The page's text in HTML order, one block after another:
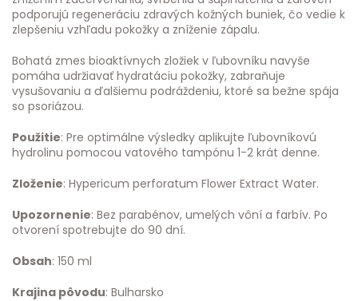
podporujú regeneráciu zdravých kožných buniek, čo vedie k
zlepšeniu vzhľadu pokožky a zníženie zápalu.
Bohatá zmes bioaktívnych zložiek v ľubovníku navyše
pomáha udržiavať hydratáciu pokožky, zabraňuje
vysušovaniu a ďalšiemu podráždeniu, ktoré sa bežne spája
so psoriázou.
Použitie: Pre optimálne výsledky aplikujte ľubovníkovú
hydrolinu pomocou vatového tampónu 1-2 krát denne.
Zloženie: Hypericum perforatum Flower Extract Water.
Upozornenie: Bez parabénov, umelých vôní a farbív. Po
otvorení spotrebujte do 90 dní.
Obsah: 150 ml
Krajina pôvodu: Bulharsko